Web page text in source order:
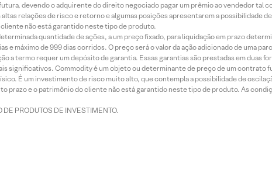
devendo o adquirente do direito negociado pagar um prêmio ao vendedor tal
relações de risco e retorno e algumas posições apresentarem a possibilidade
não está garantido neste tipo de produto.
quantidade de ações, a um preço fixado, para liquidação em prazo
máximo de 999 dias corridos. O preço será o valor da ação adicionado de uma
a termo requer um depósito de garantia. Essas garantias são prestadas em duas
significativos. Commodity é um objeto ou determinante de preço de um
É um investimento de risco muito alto, que contempla a possibilidade de
prazo e o patrimônio do cliente não está garantido neste tipo de produto. As
PRODUTOS DE INVESTIMENTO.